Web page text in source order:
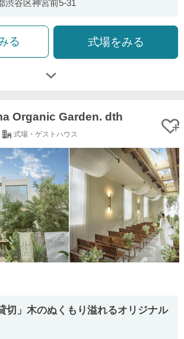
渋谷区神宮前5-31
る 式場をみる
Organic Garden. dth
式場・ゲストハウス
切」木のぬくもり溢れるオリジナル